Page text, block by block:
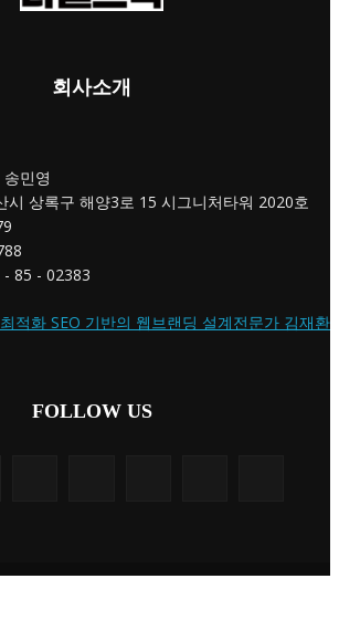
회사소개
민영
시 상록구 해양3로 15 시그니처타워 2020호
- 85 - 02383
적화 SEO 기반의 웹브랜딩 설계전문가 김재환
FOLLOW US